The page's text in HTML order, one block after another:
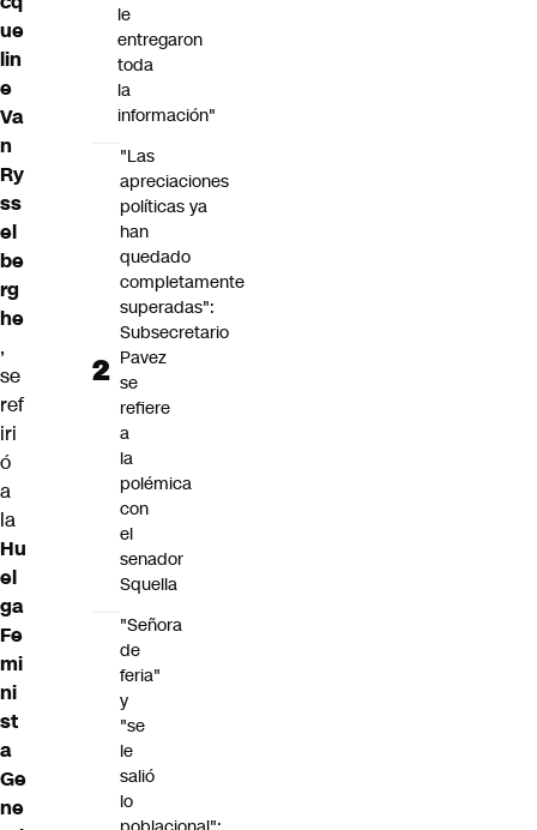
ue
lin
e
Va
n
Ry
ss
el
be
rg
he
,
se
ref
iri
ó
a
la
Hu
el
ga
Fe
mi
ni
st
a
Ge
ne
le
entregaron
toda
la
información"
"Las
apreciaciones
políticas ya
han
quedado
completamente
superadas":
Subsecretario
Pavez
se
refiere
a
la
polémica
con
el
senador
Squella
"Señora
de
feria"
y
"se
le
salió
lo